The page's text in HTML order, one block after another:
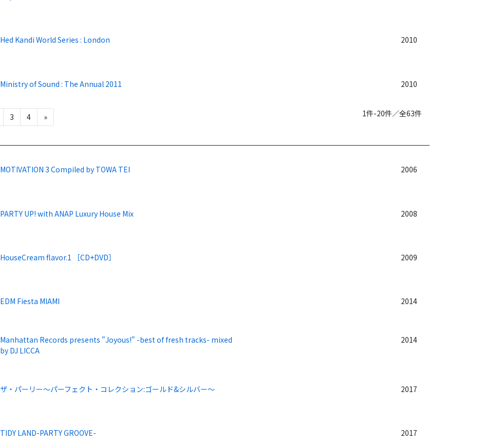
Hed Kandi World Series : London 2010
Ministry of Sound : The Annual 2011 2010
3 4 » 1件-20件／全63件
MOTIVATION 3 Compiled by TOWA TEI 2006
PARTY UP! with ANAP Luxury House Mix 2008
HouseCream flavor.1 ［CD+DVD］ 2009
EDM Fiesta MIAMI 2014
Manhattan Records presents "Joyous!" -best of fresh tracks- mixed
by DJ LICCA
2014
ザ・パーリー～パーフェクト・コレクション:ゴールド&シルバー～ 2017
TIDY LAND-PARTY GROOVE- 2017